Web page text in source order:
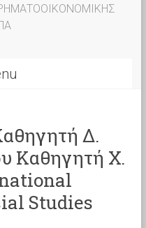
Δ.
Καθηγητή Χ.
Studies